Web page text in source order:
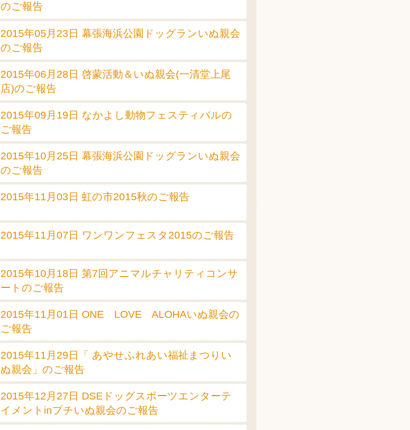
のご報告
2015年05月23日 幕張海浜公園ドッグランいぬ親会
のご報告
2015年06月28日 啓蒙活動＆いぬ親会(一清堂上尾
店)のご報告
2015年09月19日 なかよし動物フェスティバルの
ご報告
2015年10月25日 幕張海浜公園ドッグランいぬ親会
のご報告
2015年11月03日 虹の市2015秋のご報告
2015年11月07日 ワンワンフェスタ2015のご報告
2015年10月18日 第7回アニマルチャリティコンサ
ートのご報告
2015年11月01日 ONE LOVE ALOHAいぬ親会の
ご報告
2015年11月29日「 あやせふれあい福祉まつりい
ぬ親会」のご報告
2015年12月27日 DSEドッグスポーツエンターテ
イメントinプチいぬ親会のご報告